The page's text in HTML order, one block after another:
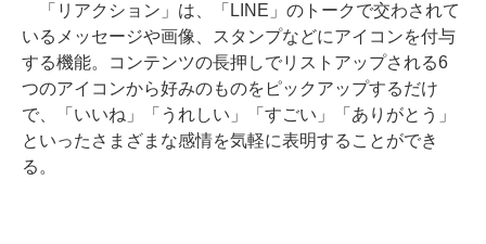
「リアクション」は、「LINE」のトークで交わされて
いるメッセージや画像、スタンプなどにアイコンを付与
する機能。コンテンツの長押しでリストアップされる6
つのアイコンから好みのものをピックアップするだけ
で、「いいね」「うれしい」「すごい」「ありがとう」
といったさまざまな感情を気軽に表明することができ
る。